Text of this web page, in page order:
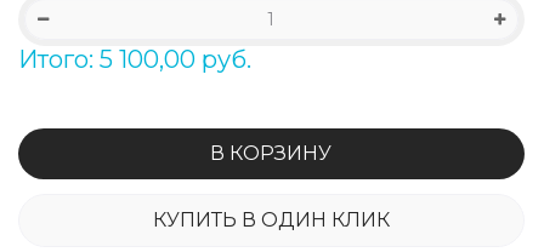
Итого: 5 100,00 руб.
В КОРЗИНУ
КУПИТЬ В ОДИН КЛИК